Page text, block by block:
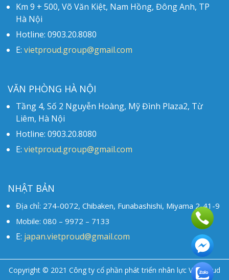
Km 9 + 500, Võ Văn Kiệt, Nam Hồng, Đông Anh, TP
Hà Nội
Hotline: 0903.20.8080
E: vietproud.group@gmail.com
VĂN PHÒNG HÀ NỘI
Tầng 4, Số 2 Nguyễn Hoàng, Mỹ Đình Plaza2, Từ
Liêm, Hà Nội
Hotline: 0903.20.8080
E: vietproud.group@gmail.com
NHẬT BẢN
Địa chỉ: 274-0072, Chibaken, Funabashishi, Miyama 2-41-9
Mobile: 080 – 9972 – 7133
E: japan.vietproud@gmail.com
Copyright © 2021 Công ty cổ phần phát triển nhân lực Vietproud